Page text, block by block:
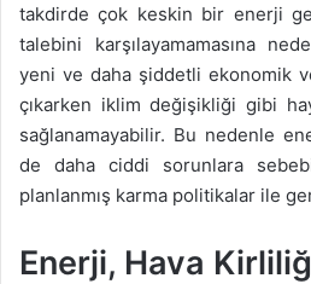
takdirde çok keskin bir enerji
talebini karşılayamamasına
yeni ve daha şiddetli ekonomik
çıkarken iklim değişikliği gibi
sağlanamayabilir. Bu nedenle
de daha ciddi sorunlara
planlanmış karma politikalar ile
Enerji, Hava